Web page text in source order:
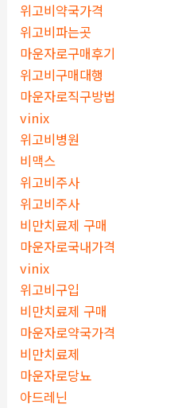
위고비약국가격
위고비파는곳
마운자로구매후기
위고비구매대행
마운자로직구방법
vinix
위고비병원
비맥스
위고비주사
위고비주사
비만치료제 구매
마운자로국내가격
vinix
위고비구입
비만치료제 구매
마운자로약국가격
비만치료제
마운자로당뇨
아드레닌